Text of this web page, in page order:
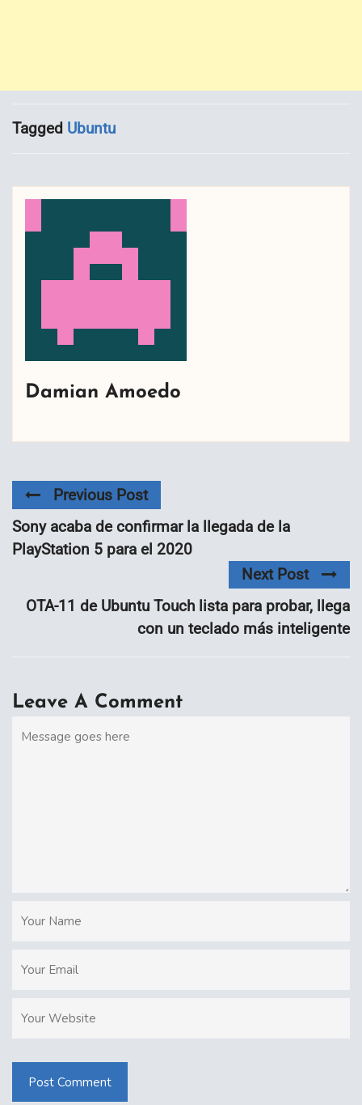
Tagged Ubuntu
Damian Amoedo
Previous Post
Sony acaba de confirmar la llegada de la
PlayStation 5 para el 2020
Next Post
OTA-11 de Ubuntu Touch lista para probar, llega
con un teclado más inteligente
Leave A Comment
Post Comment